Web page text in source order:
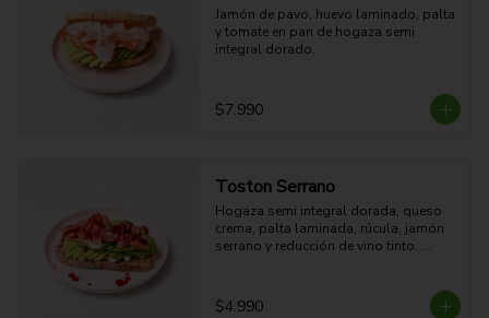
Jamón de pavo, huevo laminado, palta
y tomate en pan de hogaza semi
integral dorado.
$7.990
Toston Serrano
Hogaza semi integral dorada, queso
crema, palta laminada, rúcula, jamón
serrano y reducción de vino tinto.
$4.990